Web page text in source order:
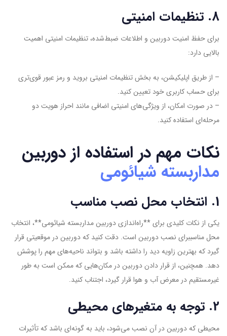
8. تنظیمات امنیتی
برای حفظ امنیت دوربین و اطلاعات ضبط‌شده، تنظیمات امنیتی اهمیت
بالایی دارد:
– از طریق اپلیکیشن، به بخش تنظیمات امنیتی بروید و رمز عبور قوی‌تری
برای حساب کاربری خود تعیین کنید.
– در صورت امکان، از ویژگی‌های امنیتی اضافی مانند احراز هویت دو
مرحله‌ای استفاده کنید.
نکات مهم در استفاده از دوربین
مداربسته شیائومی
1. انتخاب محل نصب مناسب
یکی از نکات کلیدی برای **راه‌اندازی دوربین مداربسته شیائومی**، انتخاب
محل مناسببرای نصب دوربین است. دقت کنید که دوربین در موقعیتی قرار
گیرد که بهترین زاویه دید را داشته باشد و بتواند ناحیه‌های مهم را پوشش
دهد. همچنین، از قرار دادن دوربین در مکان‌هایی که ممکن است به طور
غیرمستقیم در معرض آب و هوا قرار گیرد، اجتناب کنید.
2. توجه به متغیرهای محیطی
محیطی که دوربین در آن نصب می‌شود، باید به گونه‌ای باشد که تأثیرات